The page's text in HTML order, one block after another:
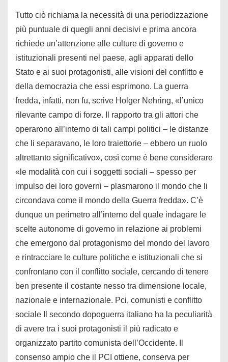
Tutto ciò richiama la necessità di una periodizzazione
più puntuale di quegli anni decisivi e prima ancora
richiede un’attenzione alle culture di governo e
istituzionali presenti nel paese, agli apparati dello
Stato e ai suoi protagonisti, alle visioni del conflitto e
della democrazia che essi esprimono. La guerra
fredda, infatti, non fu, scrive Holger Nehring, «l’unico
rilevante campo di forze. Il rapporto tra gli attori che
operarono all’interno di tali campi politici – le distanze
che li separavano, le loro traiettorie – ebbero un ruolo
altrettanto significativo», così come è bene considerare
«le modalità con cui i soggetti sociali – spesso per
impulso dei loro governi – plasmarono il mondo che li
circondava come il mondo della Guerra fredda». C’è
dunque un perimetro all’interno del quale indagare le
scelte autonome di governo in relazione ai problemi
che emergono dal protagonismo del mondo del lavoro
e rintracciare le culture politiche e istituzionali che si
confrontano con il conflitto sociale, cercando di tenere
ben presente il costante nesso tra dimensione locale,
nazionale e internazionale. Pci, comunisti e conflitto
sociale Il secondo dopoguerra italiano ha la peculiarità
di avere tra i suoi protagonisti il più radicato e
organizzato partito comunista dell’Occidente. Il
consenso ampio che il PCI ottiene, conserva per